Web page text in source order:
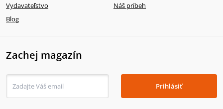
Vydavateľstvo
Náš príbeh
Blog
Zachej magazín
Prihlásiť